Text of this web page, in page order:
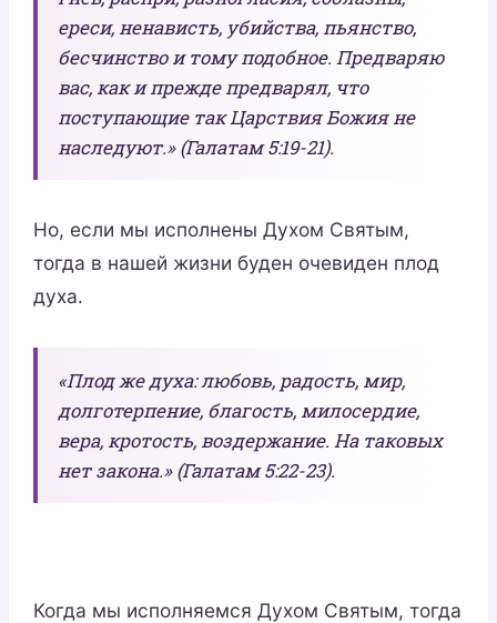
ереси, ненависть, убийства, пьянство,
бесчинство и тому подобное. Предваряю
вас, как и прежде предварял, что
поступающие так Царствия Божия не
наследуют.» (Галатам 5:19-21).
Но, если мы исполнены Духом Святым,
тогда в нашей жизни буден очевиден плод
духа.
«Плод же духа: любовь, радость, мир,
долготерпение, благость, милосердие,
вера, кротость, воздержание. На таковых
нет закона.» (Галатам 5:22-23).
Когда мы исполняемся Духом Святым, тогда